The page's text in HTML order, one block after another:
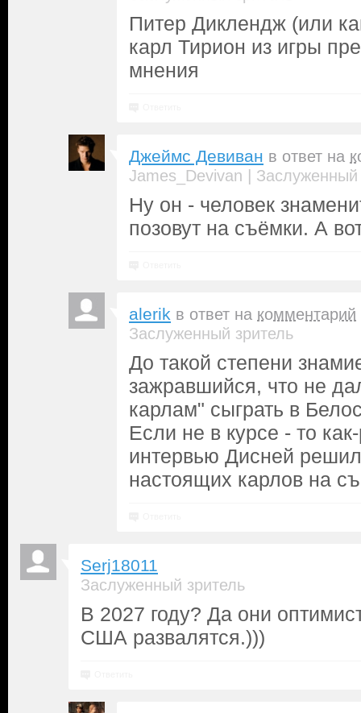
Питер Диклендж (или
карл Тирион из игры
мнения
Джеймс Девиван в ответ на
James_Devivan | Заслуженный
Ну он - человек
позовут на съёмки. А
alerik в ответ на комментарий
Заслуженный зритель
До такой степени
зажравшийся, что не
карлам" сыграть в
Если не в курсе - то
интервью Дисней
настоящих карлов на
Serj18011
Заслуженный зритель
В 2027 году? Да они
США развалятся.)))